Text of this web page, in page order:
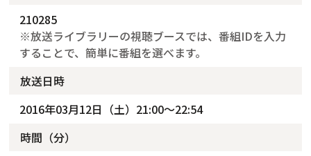
210285
※放送ライブラリーの視聴ブースでは、番組IDを入力
することで、簡単に番組を選べます。
放送日時
2016年03月12日（土）21:00～22:54
時間（分）